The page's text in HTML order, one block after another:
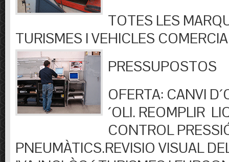
TOTES LES
TURISMES I VEHICLES
PRESSUPOSTOS
OFERTA: CANVI
´OLI. REOMPLIR
CONTROL
PNEUMÀTICS.REVISIO VISUAL